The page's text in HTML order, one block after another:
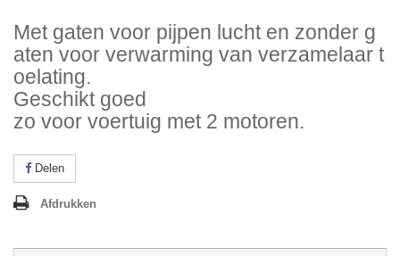
Met gaten voor pijpen lucht en zonder g
aten voor verwarming van verzamelaar t
oelating.
Geschikt goed
zo voor voertuig met2 motoren.
Delen
Afdrukken